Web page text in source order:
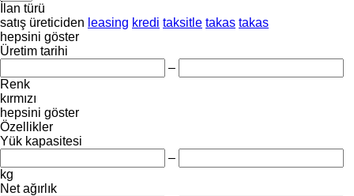
İlan türü
satış üreticiden leasing kredi taksitle takas takas
hepsini göster
Üretim tarihi
–
Renk
kırmızı
hepsini göster
Özellikler
Yük kapasitesi
–
kg
Net ağırlık